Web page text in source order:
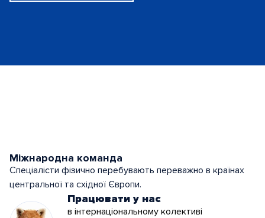
Міжнародна команда
Спеціалісти фізично перебувають переважно в країнах
центральної та східної Європи.
Працювати у нас
в інтернаціональному колективі